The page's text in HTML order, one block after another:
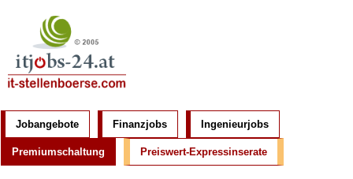
Jobangebote Finanzjobs Ingenieurjobs
Premiumschaltung Preiswert-Expressinserate